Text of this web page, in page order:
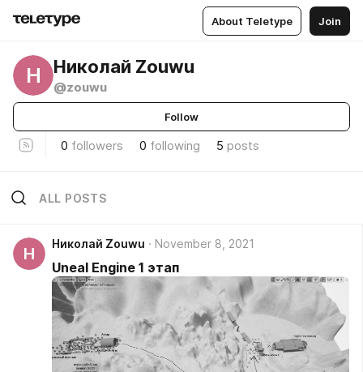
About Teletype Join
Н Николай Zouwu
@zouwu
Follow
0 followers 0 following 5 posts
ALL POSTS
Н
Николай Zouwu November 8, 2021
Uneal Engine 1 этап